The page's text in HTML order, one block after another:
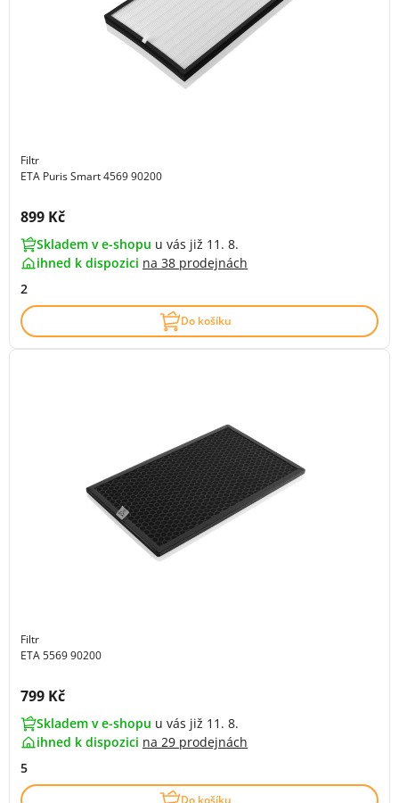
Filtr
ETA Puris Smart 4569 90200
Cena s DPH:
899 Kč
Skladem v e-shopu u vás již 11. 8.
ihned k dispozici na 38 prodejnách
2
Do košíku
Filtr
ETA 5569 90200
Cena s DPH:
799 Kč
Skladem v e-shopu u vás již 11. 8.
ihned k dispozici na 29 prodejnách
5
Do košíku